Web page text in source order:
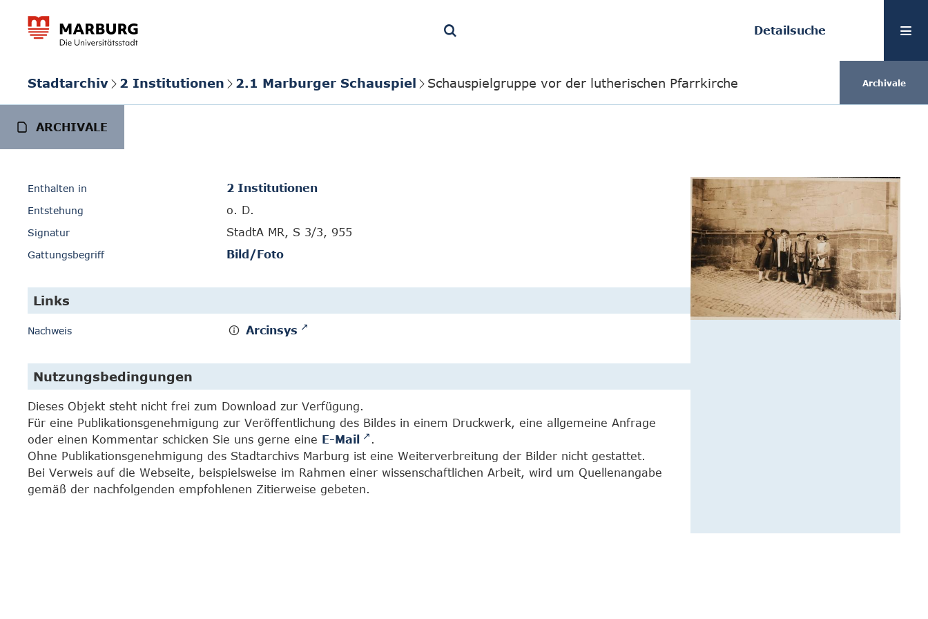
Detailsuche
Stadtarchiv 2 Institutionen 2.1 Marburger Schauspiel Schauspielgruppe vor der lutherischen Pfarrkirche Archivale
ARCHIVALE
Enthalten in 2 Institutionen
Entstehung o. D.
Signatur StadtA MR, S 3/3, 955
Gattungsbegriff Bild/Foto
Links
Nachweis Arcinsys
Nutzungsbedingungen
Dieses Objekt steht nicht frei zum Download zur Verfügung.
Für eine Publikationsgenehmigung zur Veröffentlichung des Bildes in einem Druckwerk, eine allgemeine Anfrage
oder einen Kommentar schicken Sie uns gerne eine E-Mail
.
Ohne Publikationsgenehmigung des Stadtarchivs Marburg ist eine Weiterverbreitung der Bilder nicht gestattet.
Bei Verweis auf die Webseite, beispielsweise im Rahmen einer wissenschaftlichen Arbeit, wird um Quellenangabe
gemäß der nachfolgenden empfohlenen Zitierweise gebeten.